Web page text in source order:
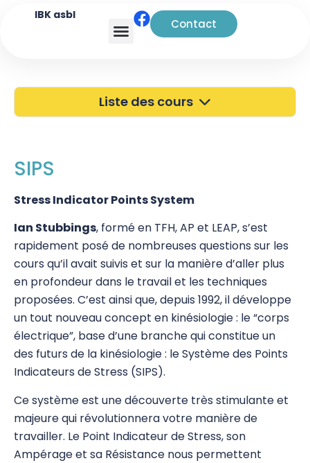
IBK asbl
Contact
Liste des cours
Portes Ouvertes
Découverte
Kinésiologie
Touch For Health
Wellness Kinesiology/Stress Release
SIPS
SIPS 2
SIPS BAP
SIPS Reflex
SIPS
Stress Indicator Points System
Ian Stubbings, formé en TFH, AP et LEAP, s’est
rapidement posé de nombreuses questions sur les
cours qu’il avait suivis et sur la manière d’aller plus
en profondeur dans le travail et les techniques
proposées. C’est ainsi que, depuis 1992, il développe
un tout nouveau concept en kinésiologie : le “corps
électrique”, base d’une branche qui constitue un
des futurs de la kinésiologie : le Système des Points
Indicateurs de Stress (SIPS).
Ce système est une découverte très stimulante et
majeure qui révolutionnera votre manière de
travailler. Le Point Indicateur de Stress, son
Ampérage et sa Résistance nous permettent